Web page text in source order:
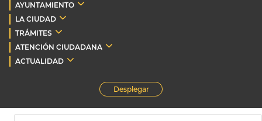
AYUNTAMIENTO
LA CIUDAD
TRÁMITES
ATENCIÓN CIUDADANA
ACTUALIDAD
Desplegar